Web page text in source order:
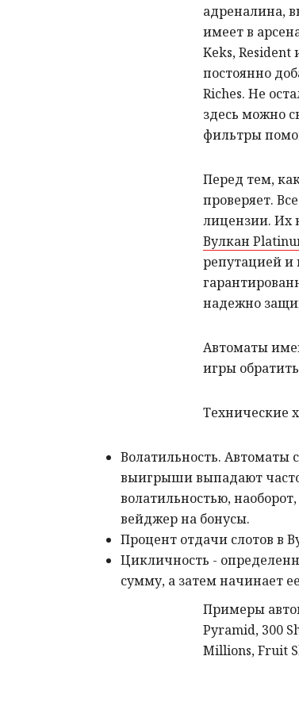
адреналина,
имеет в
Keks,
постоянно
Riches. Не
здесь можно
фильтры
Перед тем,
проверяет.
лицензии. Их
Вулкан
репутацией и
надежно
Автоматы
игры
Технические
Волатильность. Автоматы
выигрыши выпадают
волатильностью,
вейджер на бонусы.
Процент отдачи слотов в
Цикличность -
сумму, а затем начинает
Примеры
Pyramid, 300
Millions, Fruit